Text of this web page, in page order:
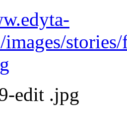
images/
edit .jpg